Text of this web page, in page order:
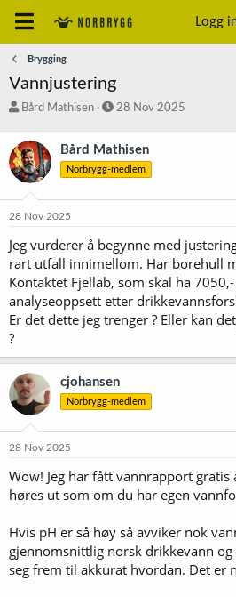
Logg
Brygging
Vannjustering
T
å
d
s
a
r
e
r
Bård Mathisen
S
r
t
a
28 Nov 2025
Bård Mathisen
Norbrygg-medlem
28 Nov 2025
Jeg vurderer å begynne med
rart utfall innimellom. Har borehull
Kontaktet Fjellab, som skal ha
analyseoppsett etter
Er det dette jeg trenger ? Eller kan
?
cjohansen
Norbrygg-medlem
28 Nov 2025
Wow! Jeg har fått vannrapport
høres ut som om du har egen
Hvis pH er så høy så avviker nok
gjennomsnittlig norsk drikkevann
seg frem til akkurat hvordan. Det er